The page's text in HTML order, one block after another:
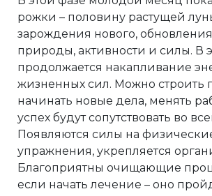
рожки – половину растущей
зарождения нового,
природы, активности и силы. В
продолжается накапливание
жизненных сил. Можно строить
начинать новые дела, менять
успех будут сопутствовать во
Появляются силы на
упражнения, укрепляется
Благоприятны очищающие
если начать лечение – оно